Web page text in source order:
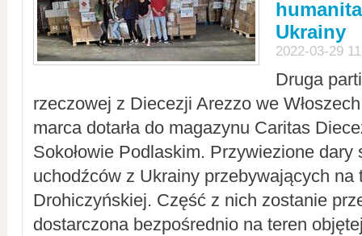
Ukrainy
2022-03-29
Druga
rzeczowej z Diecezji Arezzo we
marca dotarła do magazynu Caritas
Sokołowie Podlaskim. Przywiezione dary
uchodźców z Ukrainy przebywających na
Drohiczyńskiej. Część z nich zostanie
dostarczona bezpośrednio na teren